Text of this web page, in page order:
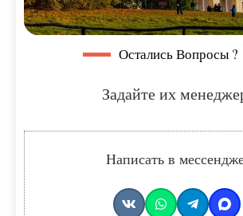
Остались Вопросы ?
Задайте их
Написать в